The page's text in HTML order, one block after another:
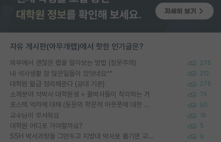
자유 게시판(아무개랩)에서 핫한 인기글은?
외부에서 괜찮은 랩을 알아보는 방법 (장문주의) 275
내 석사생활 참 많은일들이 있엇네요^^ 212
대학원 월급 정리해준다 (공대 기준) 275
소재분야 석박사 대학원생 + 물박사들이 착각하는 거 74
포스텍 억까에 대해 (동문의 학문적 아웃풋에 대한 반박) 50
교수님이 무서워요 16
대학원 어디로 가야할까요? 5
SSH 박사과정을 그만두고 지방대 박사로 옮기면 교수의 꿈은 끝일까요? 9